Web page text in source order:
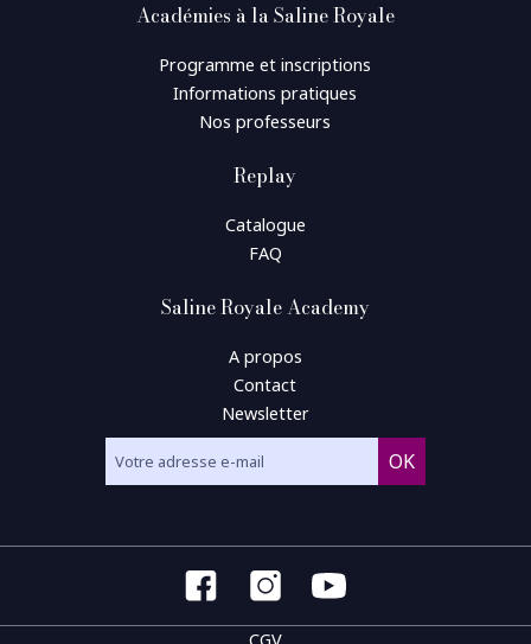
Académies à la Saline Royale
Programme et inscriptions
Informations pratiques
Nos professeurs
Replay
Catalogue
FAQ
Saline Royale Academy
A propos
Contact
Newsletter